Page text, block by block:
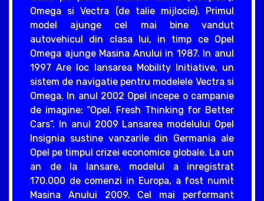
Omega si Vectra (de talie mijlocie). Primul
model ajunge cel mai bine vandut
autovehicul din clasa lui, in timp ce Opel
Omega ajunge Masina Anului in 1987. In anul
1997 Are loc lansarea Mobility Initiative, un
sistem de navigatie pentru modelele Vectra si
Omega. In anul 2002 Opel incepe o campanie
de imagine: “Opel. Fresh Thinking for Better
Cars”. In anul 2009 Lansarea modelului Opel
Insignia sustine vanzarile din Germania ale
Opel pe timpul crizei economice globale. La un
an de la lansare, modelul a inregistrat
170.000 de comenzi in Europa, a fost numit
Masina Anului 2009. Cel mai performant